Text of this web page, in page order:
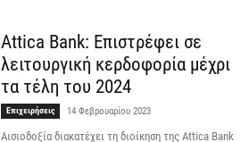
Attica Bank: Επιστρέφει σε
λειτουργική κερδοφορία μέχρι
τα τέλη του 2024
Επιχειρήσεις 14 Φεβρουαρίου 2023
Αισιοδοξία διακατέχει τη διοίκηση της Attica Bank